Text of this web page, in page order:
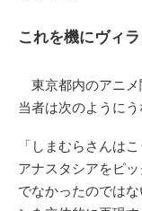
これを機にヴィ
東京都内のアニメ
当者は次のようにう
「しまむらさんは
アナスタシアをピ
でなかったのでは